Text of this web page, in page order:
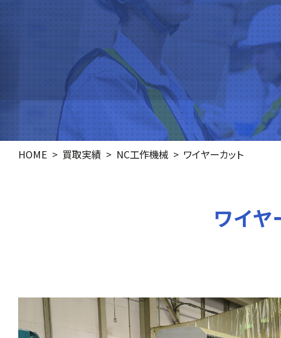
HOME 買取実績 NC工作機械 ワイヤーカット
ワイ